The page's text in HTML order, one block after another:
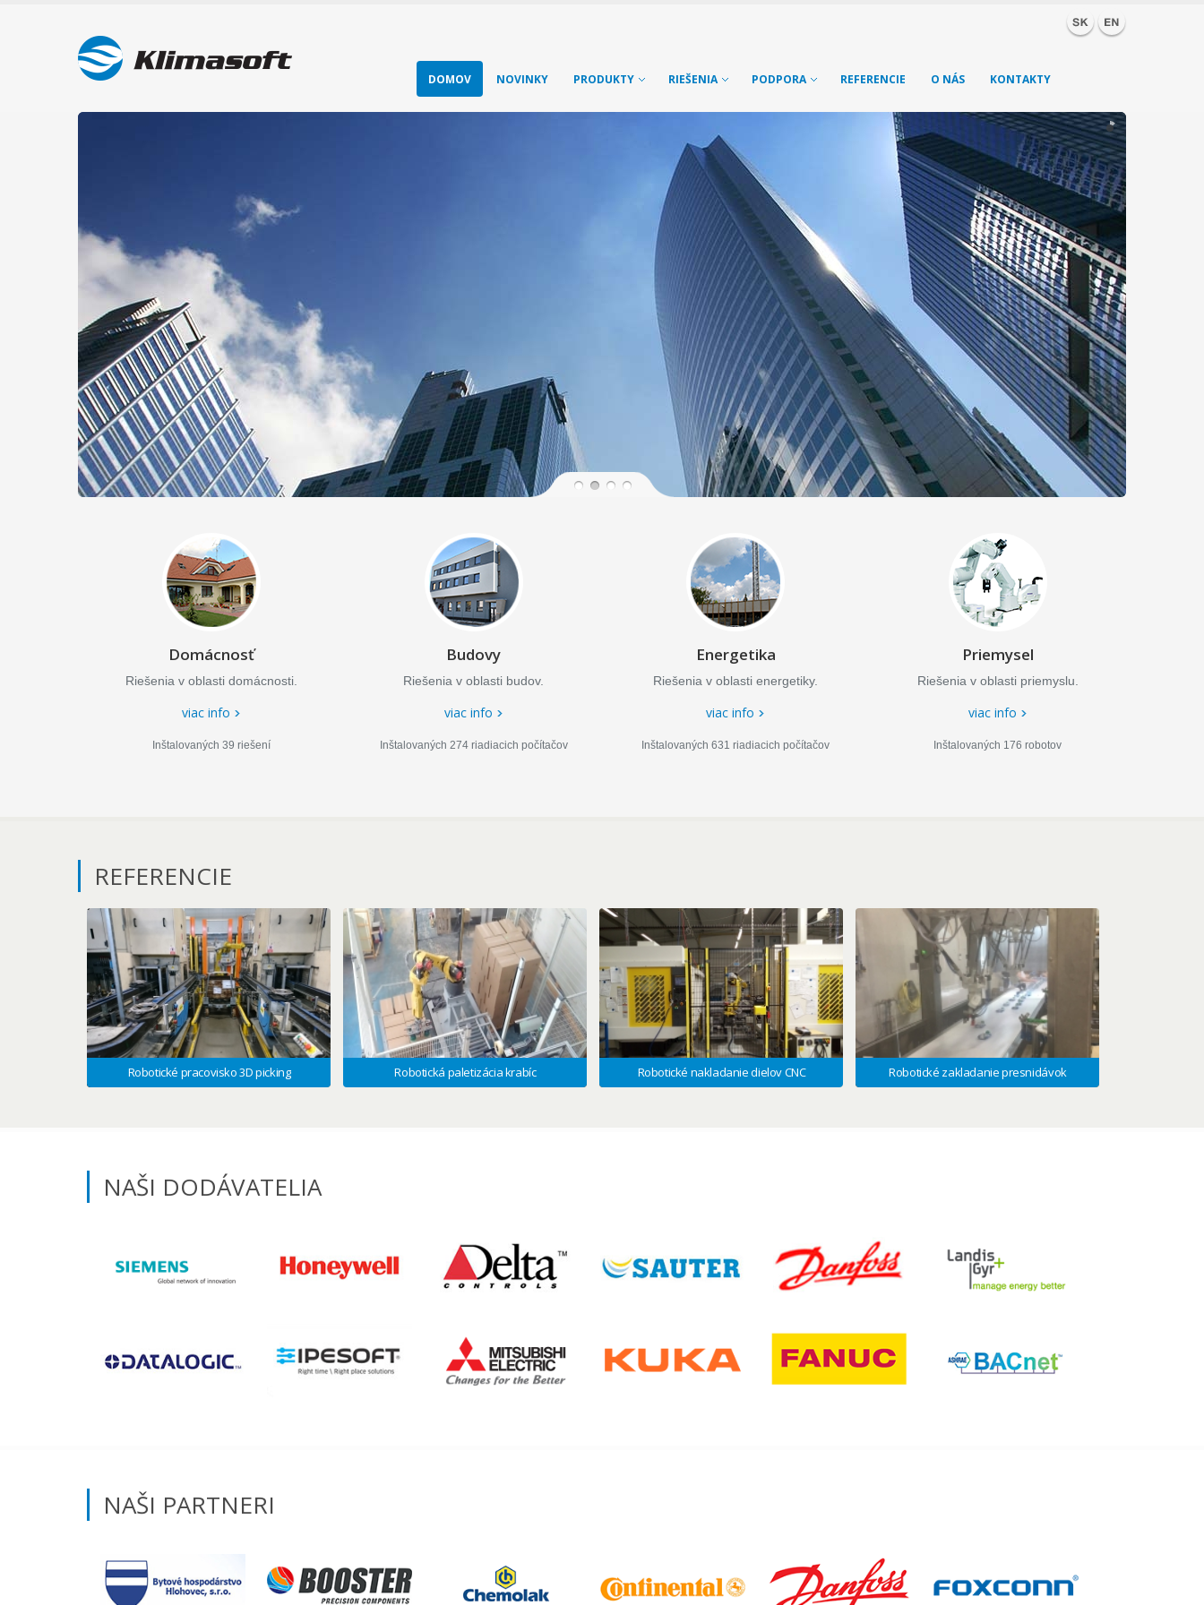
DOMOV NOVINKY PRODUKTY RIEŠENIA PODPORA REFERENCIE O NÁS KONTAKTY
Domácnosť
Riešenia v oblasti domácnosti.
viac info
Inštalovaných 39 riešení
Budovy
Riešenia v oblasti budov.
viac info
Inštalovaných 274 riadiacich počítačov
Energetika
Riešenia v oblasti energetiky.
viac info
Inštalovaných 631 riadiacich počítačov
Priemysel
Riešenia v oblasti priemyslu.
viac info
Inštalovaných 176 robotov
REFERENCIE
Robotické pracovisko 3D picking Robotická paletizácia krabíc Robotické nakladanie dielov CNC Robotické zakladanie presnidávok
NAŠI DODÁVATELIA
NAŠI PARTNERI